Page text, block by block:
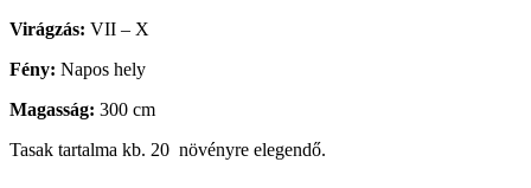
Virágzás: VII – X
Fény: Napos hely
Magasság: 300 cm
Tasak tartalma kb. 20 növényre elegendő.